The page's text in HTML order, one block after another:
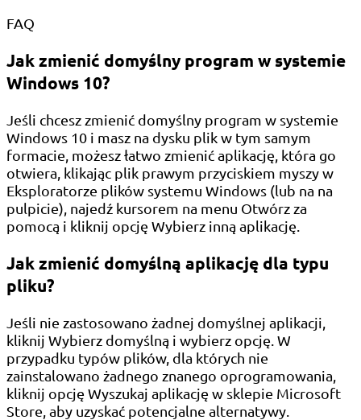
FAQ
Jak zmienić domyślny program w systemie
Windows 10?
Jeśli chcesz zmienić domyślny program w systemie
Windows 10 i masz na dysku plik w tym samym
formacie, możesz łatwo zmienić aplikację, która go
otwiera, klikając plik prawym przyciskiem myszy w
Eksploratorze plików systemu Windows (lub na na
pulpicie), najedź kursorem na menu Otwórz za
pomocą i kliknij opcję Wybierz inną aplikację.
Jak zmienić domyślną aplikację dla typu
pliku?
Jeśli nie zastosowano żadnej domyślnej aplikacji,
kliknij Wybierz domyślną i wybierz opcję. W
przypadku typów plików, dla których nie
zainstalowano żadnego znanego oprogramowania,
kliknij opcję Wyszukaj aplikację w sklepie Microsoft
Store, aby uzyskać potencjalne alternatywy.